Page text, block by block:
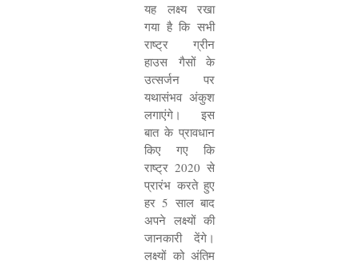
यह लक्ष्य रखा
गया है कि सभी
राष्ट्र ग्रीन
हाउस गैसों के
उत्सर्जन पर
यथासंभव अंकुश
लगाएंगे। इस
बात के प्रावधान
किए गए कि
राष्ट्र 2020 से
प्रारंभ करते हुए
हर5 साल बाद
अपने लक्ष्यों की
जानकारी देंगे।
लक्ष्यों को अंतिम